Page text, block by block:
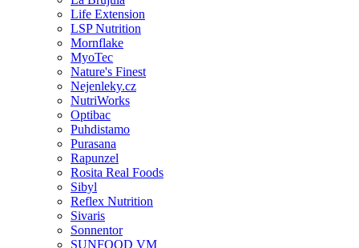
Life Extension
LSP Nutrition
Mornflake
MyoTec
Nature's Finest
Nejenleky.cz
NutriWorks
Optibac
Puhdistamo
Purasana
Rapunzel
Rosita Real Foods
Sibyl
Reflex Nutrition
Sivaris
Sonnentor
SUNFOOD VM